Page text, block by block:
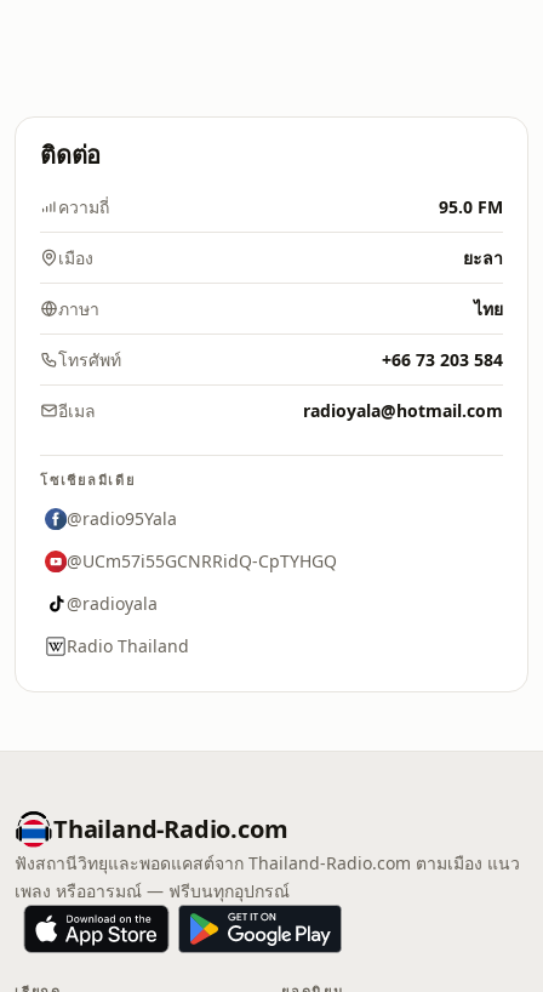
ติดต่อ
ความถี่ 95.0 FM
เมือง ยะลา
ภาษา ไทย
โทรศัพท์ +66 73 203 584
อีเมล radioyala@hotmail.com
โซเชียลมีเดีย
@radio95Yala
@UCm57i55GCNRRidQ-CpTYHGQ
@radioyala
Radio Thailand
Thailand-Radio.com
ฟังสถานีวิทยุและพอดแคสต์จาก Thailand-Radio.com ตามเมือง แนว
เพลง หรืออารมณ์ — ฟรีบนทุกอุปกรณ์